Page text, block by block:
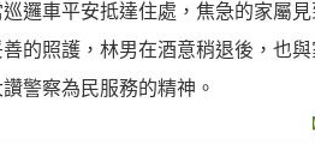
邏車平安抵達住處，焦急的家屬
的照護，林男在酒意稍退後，也與
警察為民服務的精神。